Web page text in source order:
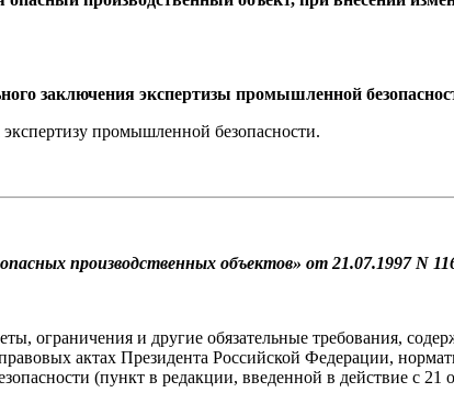
заключения экспертизы промышленной
промышленной безопасности.
производственных объектов» от 21.07.1997 N
ограничения и другие обязательные требования,
актах Президента Российской Федерации,
(пункт в редакции, введенной в действие с